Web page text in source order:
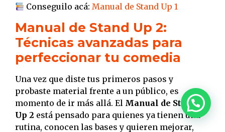
Conseguilo acá:Manual de Stand Up 1
Manual de Stand Up 2:
Técnicas avanzadas para
perfeccionar tu comedia
Una vez que diste tus primeros pasos y
probaste material frente a un público, es
momento de ir más allá. El Manual de Stand
Up 2 está pensado para quienes ya tienen una
rutina, conocen las bases y quieren mejorar,